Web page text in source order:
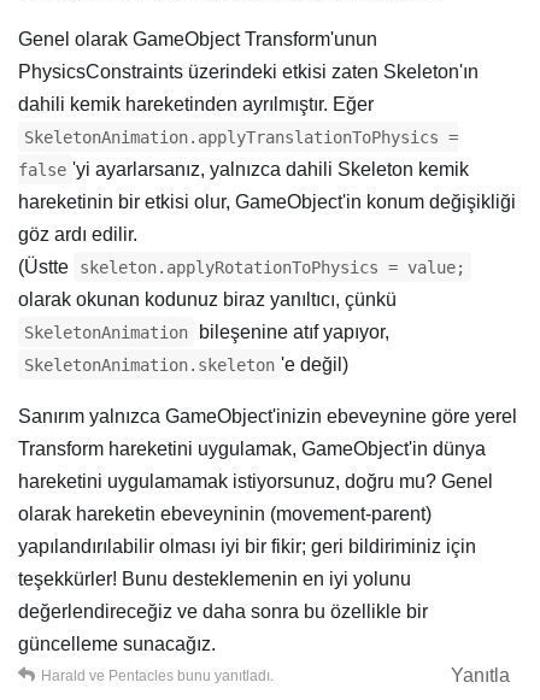
Genel olarak GameObject Transform'unun
PhysicsConstraints üzerindeki etkisi zaten Skeleton'ın
dahili kemik hareketinden ayrılmıştır. Eğer
SkeletonAnimation.applyTranslationToPhysics =
false 'yi ayarlarsanız, yalnızca dahili Skeleton kemik
hareketinin bir etkisi olur, GameObject'in konum değişikliği
göz ardı edilir.
(Üstte
skeleton.applyRotationToPhysics = value;
olarak okunan kodunuz biraz yanıltıcı, çünkü
SkeletonAnimation bileşenine atıf yapıyor,
SkeletonAnimation.skeleton 'e değil)
Sanırım yalnızca GameObject'inizin ebeveynine göre yerel
Transform hareketini uygulamak, GameObject'in dünya
hareketini uygulamamak istiyorsunuz, doğru mu? Genel
olarak hareketin ebeveyninin (movement-parent)
yapılandırılabilir olması iyi bir fikir; geri bildiriminiz için
teşekkürler! Bunu desteklemenin en iyi yolunu
değerlendireceğiz ve daha sonra bu özellikle bir
güncelleme sunacağız.
Yanıtla
Harald ve Pentacles bunu yanıtladı.